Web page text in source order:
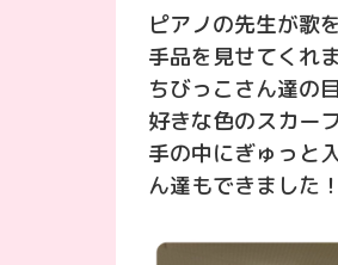
ピアノの先生が歌
手品を見せてくれ
ちびっこさん達の
好きな色のスカー
手の中にぎゅっと
ん達もできました！